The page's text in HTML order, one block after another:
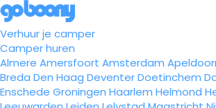
Verhuur je camper
Camper huren
Almere Amersfoort Amsterdam
Breda Den Haag DeventerDoetinchem
Enschede Groningen Haarlem Helmond